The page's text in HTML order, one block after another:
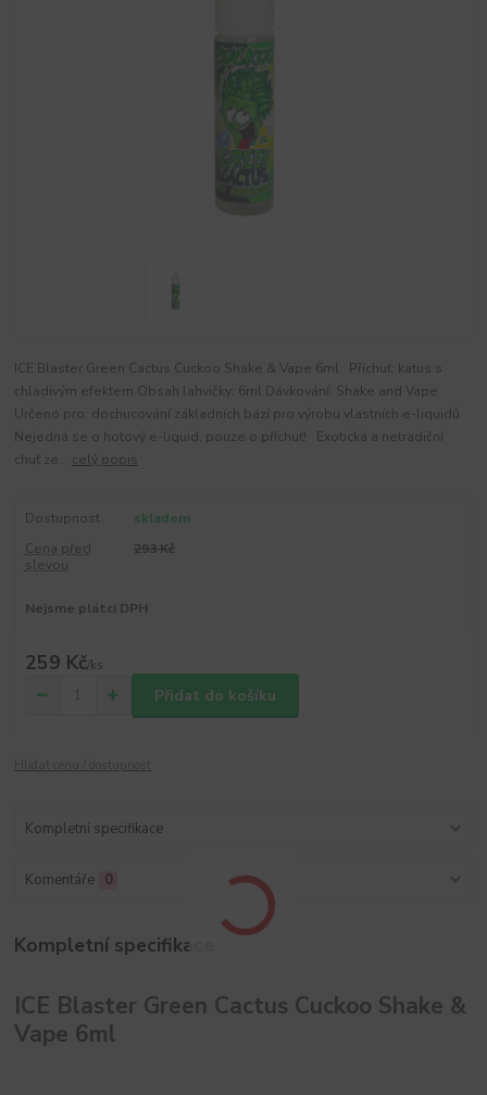
ICE Blaster Green Cactus Cuckoo Shake & Vape 6ml Příchuť: katus s
chladivým efektem Obsah lahvičky: 6ml Dávkování: Shake and Vape
Určeno pro: dochucování základních bází pro výrobu vlastních e-liquidů
Nejedná se o hotový e-liquid, pouze o příchuť! Exotická a netradiční
chuť ze... celý popis
Dostupnost
skladem
Cena před
slevou
293 Kč
Nejsme plátci DPH
259 Kč/ks
Přidat do košíku
Kompletní specifikace
Komentáře 0
Kompletní specifikace
ICE Blaster Green Cactus Cuckoo Shake &
Vape 6ml